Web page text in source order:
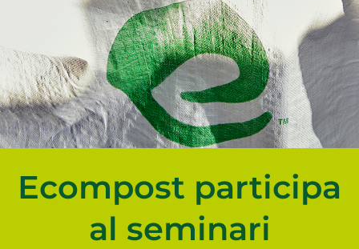
Ecompost participa
al seminari